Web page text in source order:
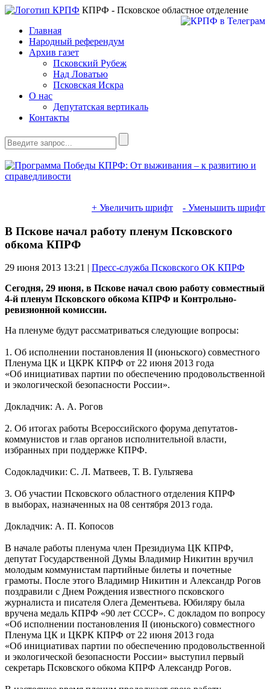
КПРФ - Псковское областное отделение
Главная
Народный референдум
Архив газет
Псковский Рубеж
Над Ловатью
Псковская Искра
О нас
Депутатская вертикаль
Контакты
+ Увеличить шрифт - Уменьшить шрифт
В Пскове начал работу пленум Псковского
обкома КПРФ
29 июня 2013 13:21 | Пресс-служба Псковского ОК КПРФ
Сегодня, 29 июня, в Пскове начал свою работу совместный
4-й пленум Псковского обкома КПРФ и Контрольно-
ревизионной комиссии.
На пленуме будут рассматриваться следующие вопросы:
1. Об исполнении постановления II (июньского) совместного
Пленума ЦК и ЦКРК КПРФ от 22 июня 2013 года
«Об инициативах партии по обеспечению продовольственной
и экологической безопасности России».
Докладчик: А. А. Рогов
2. Об итогах работы Всероссийского форума депутатов-
коммунистов и глав органов исполнительной власти,
избранных при поддержке КПРФ.
Содокладчики: С. Л. Матвеев, Т. В. Гультяева
3. Об участии Псковского областного отделения КПРФ
в выборах, назначенных на 08 сентября 2013 года.
Докладчик: А. П. Копосов
В начале работы пленума член Президиума ЦК КПРФ,
депутат Государственной Думы Владимир Никитин вручил
молодым коммунистам партийные билеты и почетные
грамоты. После этого Владимир Никитин и Александр Рогов
поздравили с Днем Рождения известного псковского
журналиста и писателя Олега Дементьева. Юбиляру была
вручена медаль КПРФ «90 лет СССР». С докладом по вопросу
«Об исполнении постановления II (июньского) совместного
Пленума ЦК и ЦКРК КПРФ от 22 июня 2013 года
«Об инициативах партии по обеспечению продовольственной
и экологической безопасности России» выступил первый
секретарь Псковского обкома КПРФ Александр Рогов.